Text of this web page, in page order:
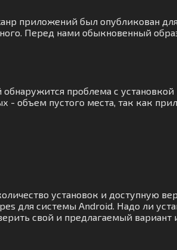
приложений был опубликован
Перед нами обыкновенный
проблема с
объем пустого места, так как
установок и доступную
для системы Android. Надо ли
свой и предлагаемый вариант